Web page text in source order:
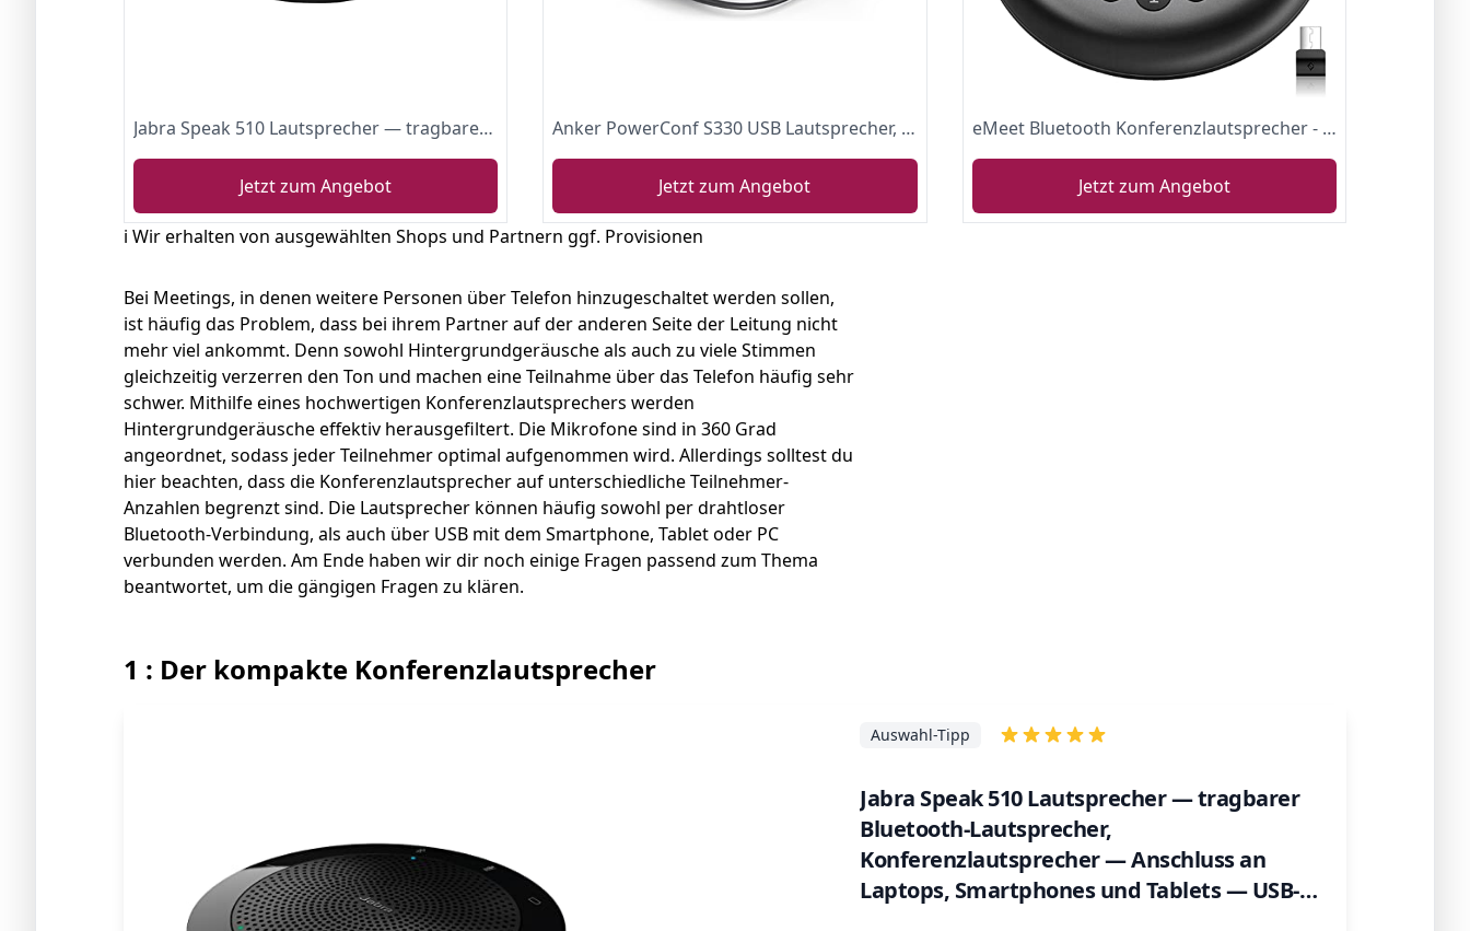
Jabra Speak 510 Lautsprecher — tragbarer Bluetooth-Lautsprecher, Konferenzlautsprecher — Anschluss an Laptops, Smartphones und Tablets — USB-Stecker, Schwarz
Jetzt zum Angebot
Anker PowerConf S330 USB Lautsprecher, Konferenzlautsprecher für Homeoffice, Smarter Stimmfilter, Plug & Play, 4 Mikrofone für 360° Raumabdeckung, klares Klangprofil
Jetzt zum Angebot
eMeet Bluetooth Konferenzlautsprecher - Luna USB Freisprecheinrichtung für 5-10 Personen, Speakerphone 360° Spracherkennung, mit USB Dongle, für Zoom, VoIP-Kommunikation PC, Skype for Business usw.
Jetzt zum Angebot
ℹ️ Wir erhalten von ausgewählten Shops und Partnern ggf. Provisionen
Bei Meetings, in denen weitere Personen über Telefon hinzugeschaltet werden sollen,
ist häufig das Problem, dass bei ihrem Partner auf der anderen Seite der Leitung nicht
mehr viel ankommt. Denn sowohl Hintergrundgeräusche als auch zu viele Stimmen
gleichzeitig verzerren den Ton und machen eine Teilnahme über das Telefon häufig sehr
schwer. Mithilfe eines hochwertigen Konferenzlautsprechers werden
Hintergrundgeräusche effektiv herausgefiltert. Die Mikrofone sind in 360 Grad
angeordnet, sodass jeder Teilnehmer optimal aufgenommen wird. Allerdings solltest du
hier beachten, dass die Konferenzlautsprecher auf unterschiedliche Teilnehmer-
Anzahlen begrenzt sind. Die Lautsprecher können häufig sowohl per drahtloser
Bluetooth-Verbindung, als auch über USB mit dem Smartphone, Tablet oder PC
verbunden werden. Am Ende haben wir dir noch einige Fragen passend zum Thema
beantwortet, um die gängigen Fragen zu klären.
1 : Der kompakte Konferenzlautsprecher
Jabra Speak 510 Lautsprecher — tragbarer
Bluetooth-Lautsprecher,
Konferenzlautsprecher — Anschluss an
Laptops, Smartphones und Tablets — USB-
Auswahl-Tipp